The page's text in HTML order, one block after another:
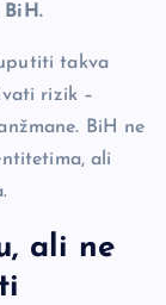
takva
rizik –
BiH ne
ali
ali ne